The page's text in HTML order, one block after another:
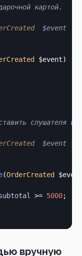
картой.
  $event
$event)
слушателя в
  $event
(OrderCreated
$event
>= 5000;
вручную